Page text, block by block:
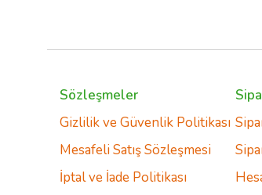
Sözleşmeler
Gizlilik ve Güvenlik Politikası
Mesafeli Satış Sözleşmesi
İptal ve İade Politikası